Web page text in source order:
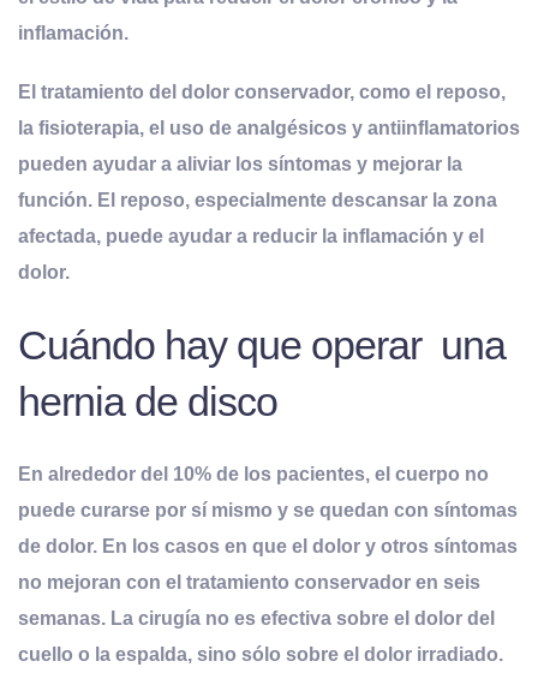
inflamación.
El tratamiento del dolor conservador, como el reposo,
la fisioterapia, el uso de analgésicos y antiinflamatorios
pueden ayudar a aliviar los síntomas y mejorar la
función. El reposo, especialmente descansar la zona
afectada, puede ayudar a reducir la inflamación y el
dolor.
Cuándo hay que operar una
hernia de disco
En alrededor del 10% de los pacientes, el cuerpo no
puede curarse por sí mismo y se quedan con síntomas
de dolor. En los casos en que el dolor y otros síntomas
no mejoran con el tratamiento conservador en seis
semanas. La cirugía no es efectiva sobre el dolor del
cuello o la espalda, sino sólo sobre el dolor irradiado.